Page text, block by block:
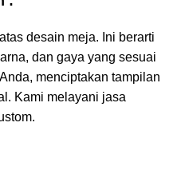
desain meja. Ini berarti
dan gaya yang sesuai
menciptakan tampilan
Kami melayani jasa